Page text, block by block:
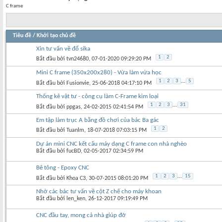
C frame
Tiêu đề / Khởi tạo chủ đề
Xin tư vấn về đổ sika
Bắt đầu bởi tvn24680‎, 07-01-2020 09:29:20 PM 1 2
Mini C frame (350x200x280) - Vừa làm vừa học
Bắt đầu bởi Fusionvie‎, 25-06-2018 04:17:10 PM 1 2 3 ... 5
Thống kê vật tư - công cụ làm C-Frame kim loại
Bắt đầu bởi ppgas‎, 24-02-2015 02:41:54 PM 1 2 3 ... 31
Em tập làm trục A bằng đồ chơi của bác Ba gác
Bắt đầu bởi Tuanlm‎, 18-07-2018 07:03:15 PM 1 2
Dự án mini CNC kết cấu máy dạng C frame con nhà nghèo
Bắt đầu bởi fucBD‎, 02-05-2017 02:34:59 PM
Bê tông - Epoxy CNC
Bắt đầu bởi Khoa C3‎, 30-07-2015 08:01:20 PM 1 2 3 ... 15
Nhờ các bác tư vấn về cột Z chế cho máy khoan
Bắt đầu bởi len_ken‎, 26-12-2017 09:19:49 PM
CNC đầu tay, mong cả nhà giúp đỡ